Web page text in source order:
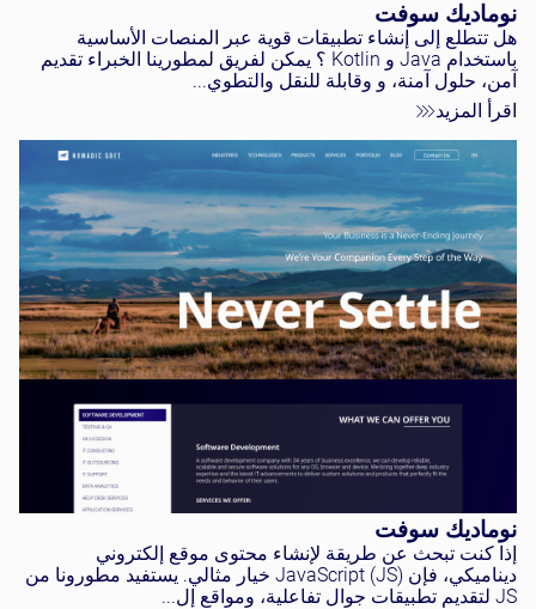
نوماديك سوفت
هل تتطلع إلى إنشاء تطبيقات قوية عبر المنصات الأساسية
باستخدام Java و Kotlin ؟ يمكن لفريق لمطورينا الخبراء تقديم
آمن، حلول آمنة، و وقابلة للنقل والتطوي...
اقرأ المزيد
نوماديك سوفت
إذا كنت تبحث عن طريقة لإنشاء محتوى موقع إلكتروني
ديناميكي، فإن JavaScript (JS) خيار مثالي. يستفيد مطورونا من
JS لتقديم تطبيقات جوال تفاعلية، ومواقع إل...